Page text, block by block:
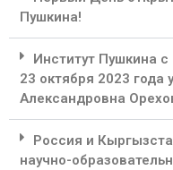
Пушкина!
Институт Пушкина
23 октября 2023
Александровна
Россия и
научно-